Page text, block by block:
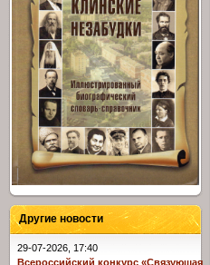
Другие новости
29-07-2026, 17:40
Всероссийский конкурс «Связующая